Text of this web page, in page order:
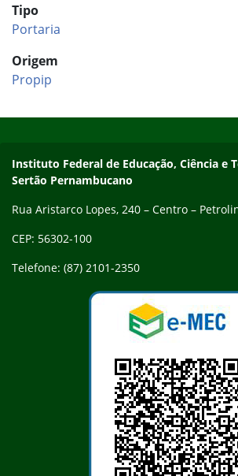
Tipo
Portaria
Origem
Propip
Endereço
Instituto Federal de Educação, Ciência e
Sertão Pernambucano
Rua Aristarco Lopes, 240 – Centro –
CEP: 56302-100
Telefone: (87) 2101-2350